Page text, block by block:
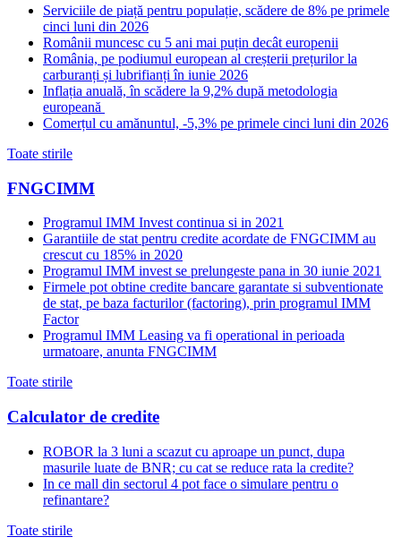
Serviciile de piață pentru populație, scădere de 8% pe primele
cinci luni din 2026
Românii muncesc cu 5 ani mai puțin decât europenii
România, pe podiumul european al creșterii prețurilor la
carburanți și lubrifianți în iunie 2026
Inflația anuală, în scădere la 9,2% după metodologia
europeană
Comerțul cu amănuntul, -5,3% pe primele cinci luni din 2026
Toate stirile
FNGCIMM
Programul IMM Invest continua si in 2021
Garantiile de stat pentru credite acordate de FNGCIMM au
crescut cu 185% in 2020
Programul IMM invest se prelungeste pana in 30 iunie 2021
Firmele pot obtine credite bancare garantate si subventionate
de stat, pe baza facturilor (factoring), prin programul IMM
Factor
Programul IMM Leasing va fi operational in perioada
urmatoare, anunta FNGCIMM
Toate stirile
Calculator de credite
ROBOR la 3 luni a scazut cu aproape un punct, dupa
masurile luate de BNR; cu cat se reduce rata la credite?
In ce mall din sectorul 4 pot face o simulare pentru o
refinantare?
Toate stirile